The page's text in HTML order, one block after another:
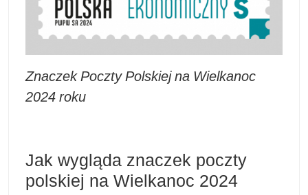
Znaczek Poczty Polskiej na Wielkanoc
2024 roku
Jak wygląda znaczek poczty
polskiej na Wielkanoc 2024